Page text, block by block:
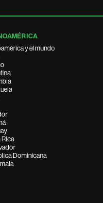
y el mundo
Rica
Dominicana